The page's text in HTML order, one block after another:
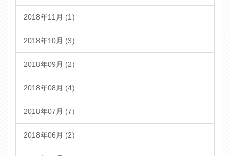
2018年11月 (1)
2018年10月 (3)
2018年09月 (2)
2018年08月 (4)
2018年07月 (7)
2018年06月 (2)